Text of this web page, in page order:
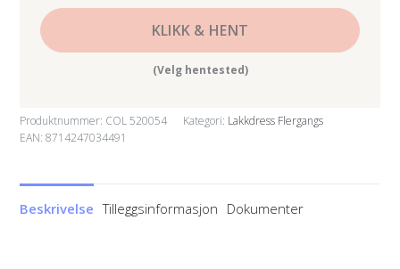
KLIKK & HENT
(Velg hentested)
Produktnummer: COL 520054 Kategori: Lakkdress Flergangs
EAN: 8714247034491
Beskrivelse Tilleggsinformasjon Dokumenter